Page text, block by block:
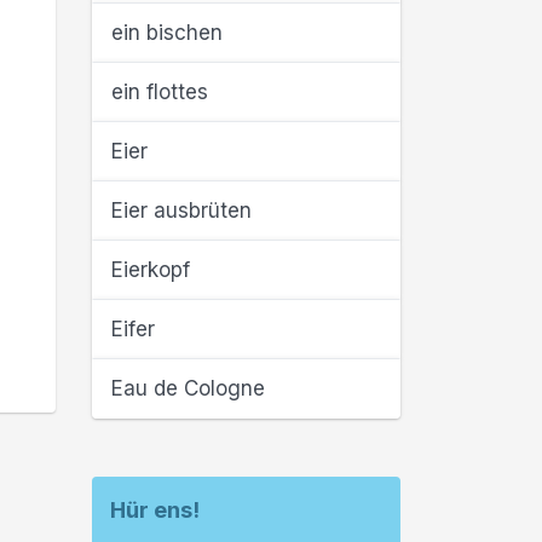
ein bischen
ein flottes
Eier
Eier ausbrüten
Eierkopf
Eifer
Eau de Cologne
Hür ens!